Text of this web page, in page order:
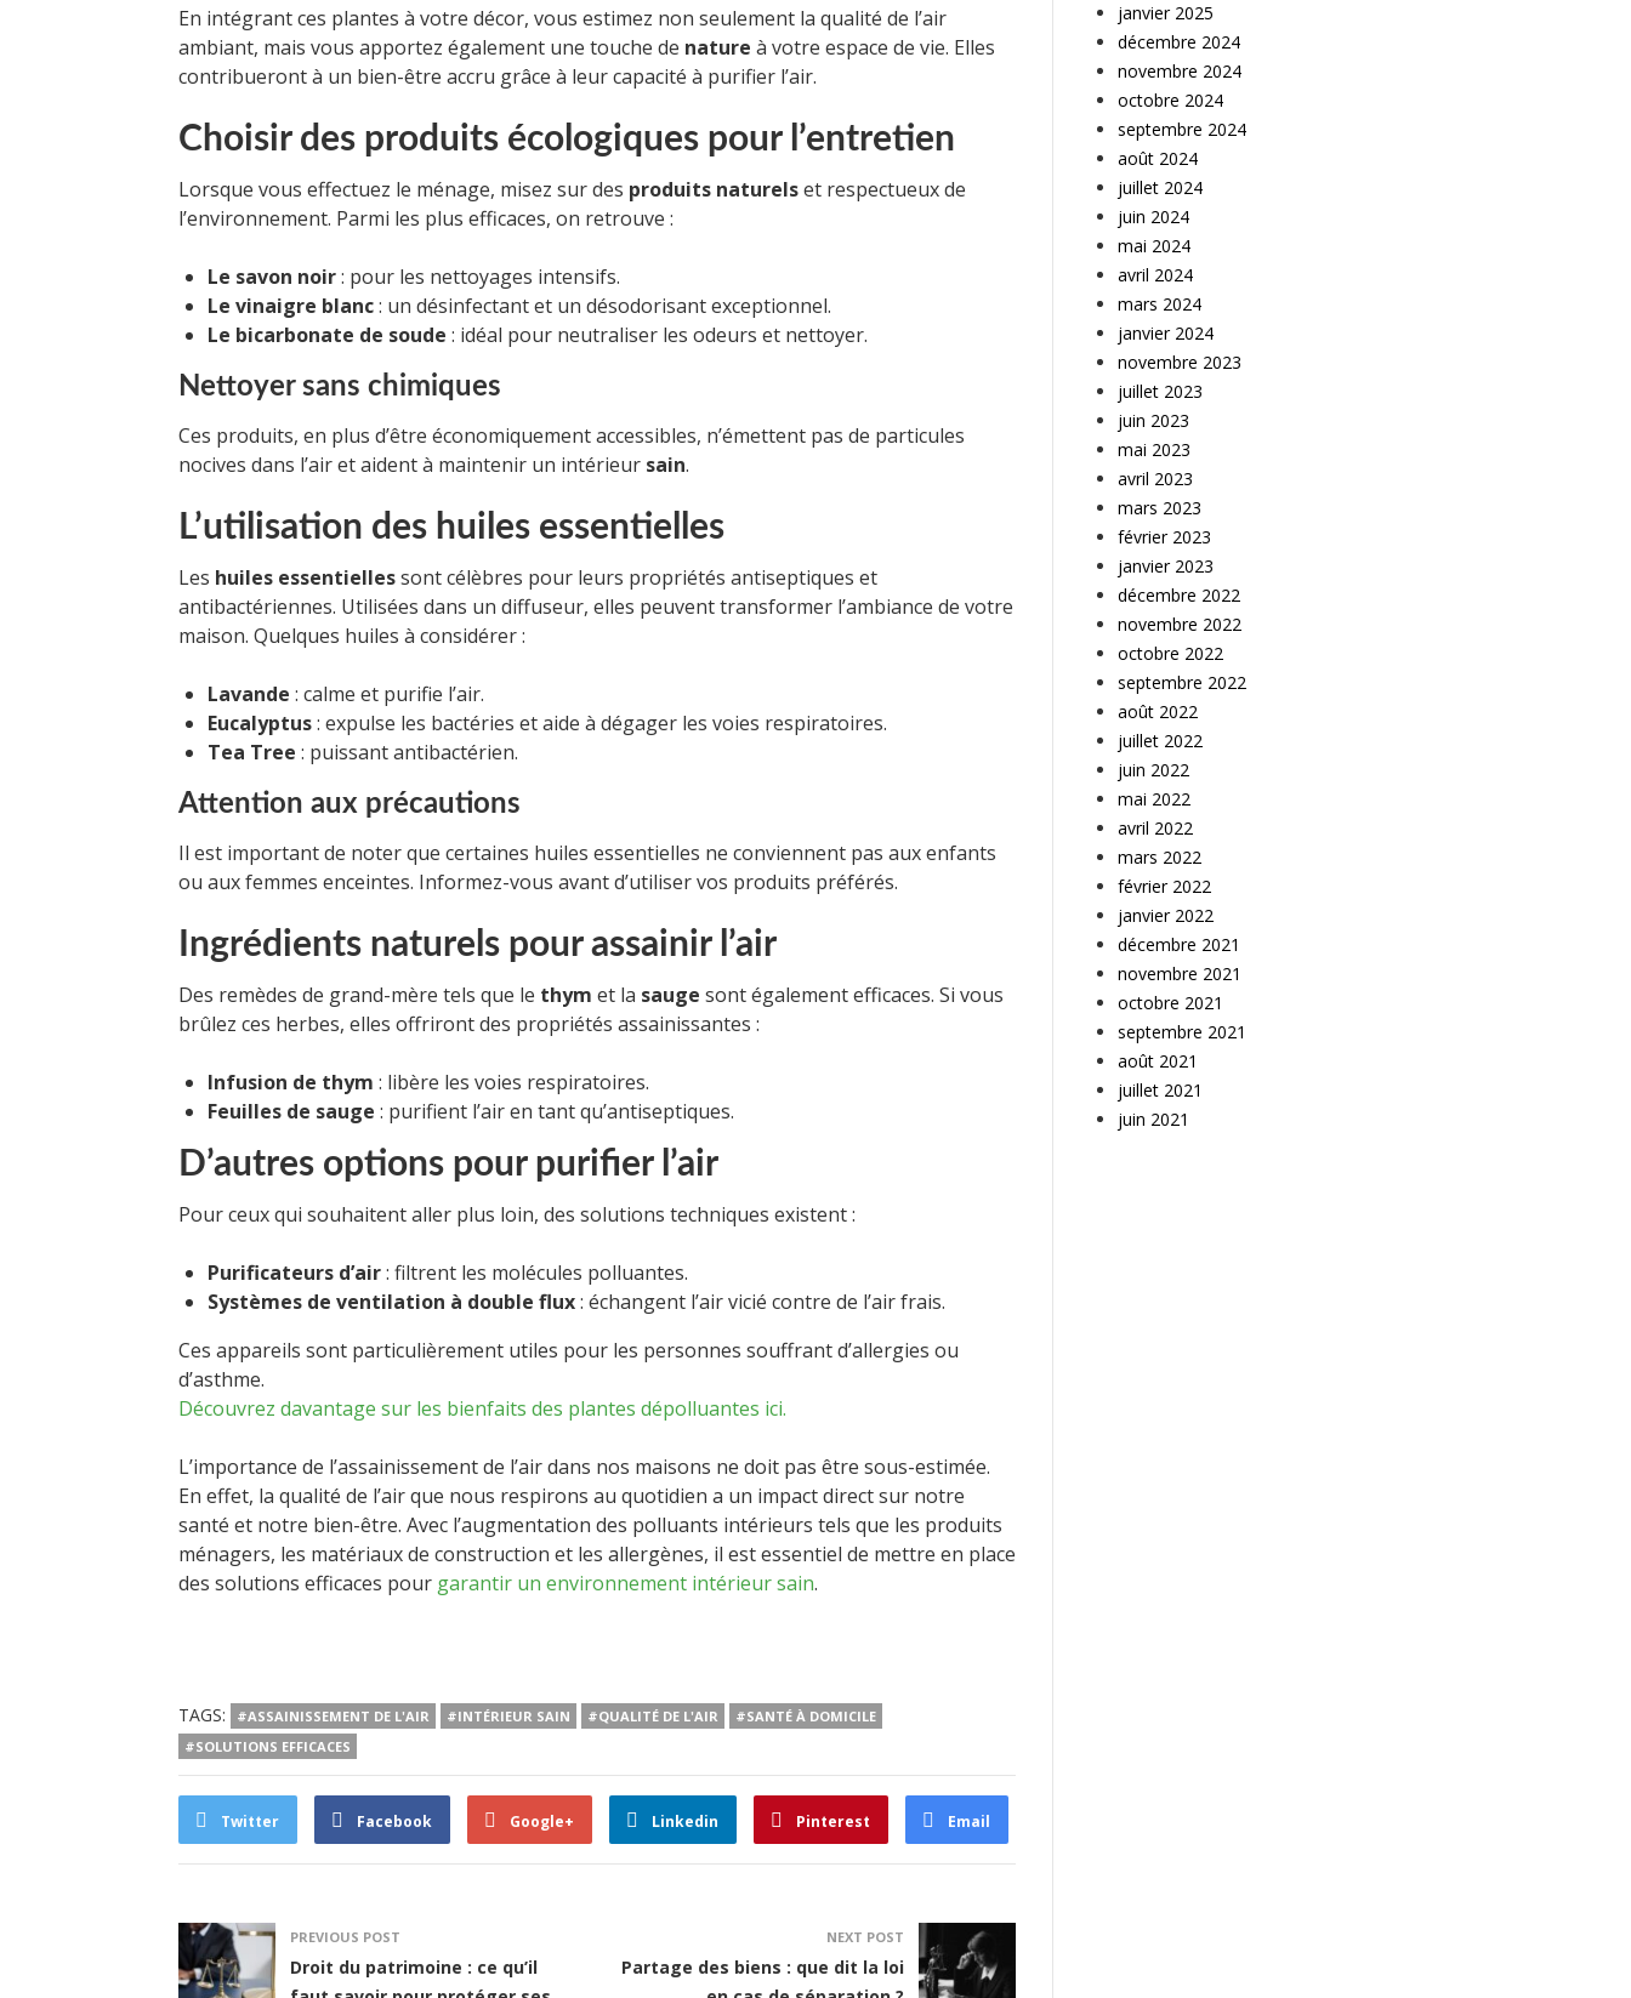
En intégrant ces plantes à votre décor, vous estimez non seulement la qualité de l’air
ambiant, mais vous apportez également une touche de nature à votre espace de vie. Elles
contribueront à un bien-être accru grâce à leur capacité à purifier l’air.
Choisir des produits écologiques pour l’entretien
Lorsque vous effectuez le ménage, misez sur des produits naturelset respectueux de
l’environnement. Parmi les plus efficaces, on retrouve :
Le savon noir: pour les nettoyages intensifs.
Le vinaigre blanc: un désinfectant et un désodorisant exceptionnel.
Le bicarbonate de soude : idéal pour neutraliser les odeurs et nettoyer.
Nettoyer sans chimiques
Ces produits, en plus d’être économiquement accessibles, n’émettent pas de particules
nocives dans l’air et aident à maintenir un intérieur sain.
L’utilisation des huiles essentielles
Les huiles essentiellessont célèbres pour leurs propriétés antiseptiques et
antibactériennes. Utilisées dans un diffuseur, elles peuvent transformer l’ambiance de votre
maison. Quelques huiles à considérer :
Lavande : calme et purifie l’air.
Eucalyptus: expulse les bactéries et aide à dégager les voies respiratoires.
Tea Tree : puissant antibactérien.
Attention aux précautions
Il est important de noter que certaines huiles essentielles ne conviennent pas aux enfants
ou aux femmes enceintes. Informez-vous avant d’utiliser vos produits préférés.
Ingrédients naturels pour assainir l’air
Des remèdes de grand-mère tels que le thym et la sauge sont également efficaces. Si vous
brûlez ces herbes, elles offriront des propriétés assainissantes :
Infusion de thym : libère les voies respiratoires.
Feuilles de sauge : purifient l’air en tant qu’antiseptiques.
D’autres options pour purifier l’air
Pour ceux qui souhaitent aller plus loin, des solutions techniques existent :
Purificateurs d’air: filtrent les molécules polluantes.
Systèmes de ventilation à double flux: échangent l’air vicié contre de l’air frais.
Ces appareils sont particulièrement utiles pour les personnes souffrant d’allergies ou
d’asthme.
Découvrez davantage sur les bienfaits des plantes dépolluantes ici.
L’importance de l’assainissement de l’air dans nos maisons ne doit pas être sous-estimée.
En effet, la qualité de l’air que nous respirons au quotidien a un impact direct sur notre
santé et notre bien-être. Avec l’augmentation des polluants intérieurs tels que les produits
ménagers, les matériaux de construction et les allergènes, il est essentiel de mettre en place
des solutions efficaces pour garantir un environnement intérieur sain.
TAGS: #ASSAINISSEMENT DE L'AIR #INTÉRIEUR SAIN #QUALITÉ DE L'AIR
#SANTÉ À DOMICILE
#SOLUTIONS EFFICACES
Twitter Facebook Google+ Linkedin Pinterest Email
PREVIOUS POST
Droit du patrimoine : ce qu’il
NEXT POST
Partage des biens : que dit la loi
janvier 2025
décembre 2024
novembre 2024
octobre 2024
septembre 2024
août 2024
juillet 2024
juin 2024
mai 2024
avril 2024
mars 2024
janvier 2024
novembre 2023
juillet 2023
juin 2023
mai 2023
avril 2023
mars 2023
février 2023
janvier 2023
décembre 2022
novembre 2022
octobre 2022
septembre 2022
août 2022
juillet 2022
juin 2022
mai 2022
avril 2022
mars 2022
février 2022
janvier 2022
décembre 2021
novembre 2021
octobre 2021
septembre 2021
août 2021
juillet 2021
juin 2021